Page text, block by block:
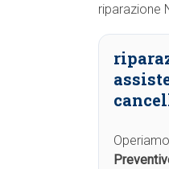
riparazione